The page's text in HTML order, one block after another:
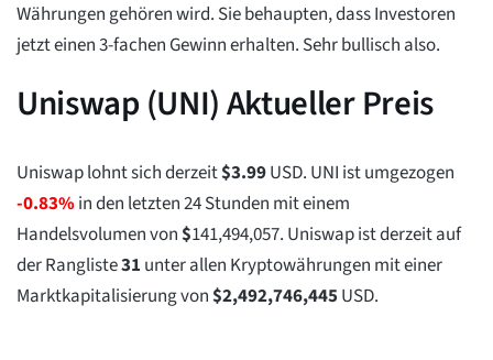
Währungen gehören wird. Sie behaupten, dass Investoren
jetzt einen 3-fachen Gewinn erhalten. Sehr bullisch also.
Uniswap (UNI) Aktueller Preis
Uniswap lohnt sich derzeit$3.99USD. UNI ist umgezogen
-0.83%in den letzten 24 Stunden mit einem
Handelsvolumen von$141,494,057. Uniswap ist derzeit auf
der Rangliste31 unter allen Kryptowährungen mit einer
Marktkapitalisierung von$2,492,746,445USD.